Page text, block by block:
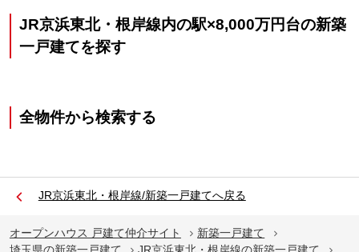
JR京浜東北・根岸線内の駅×8,000万円台の新築
一戸建てを探す
全物件から検索する
JR京浜東北・根岸線/新築一戸建てへ戻る
オープンハウス 戸建て仲介サイト
新築一戸建て